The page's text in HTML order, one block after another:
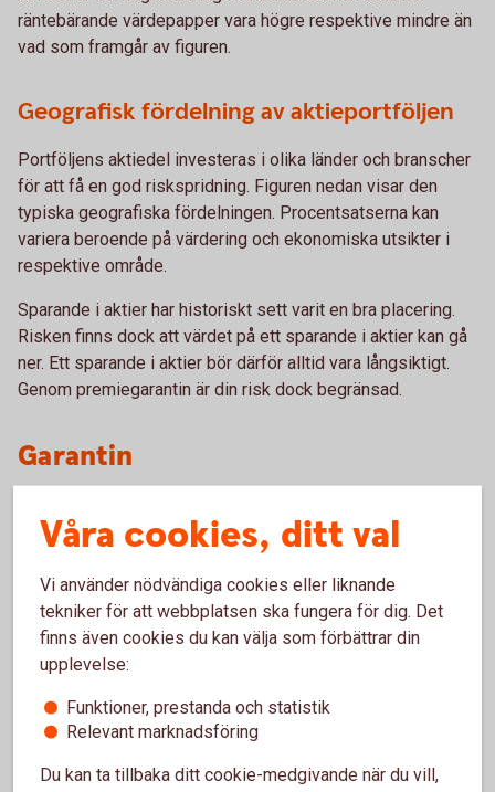
räntebärande värdepapper vara högre respektive mindre än
vad som framgår av figuren.
Geografisk fördelning av aktieportföljen
Portföljens aktiedel investeras i olika länder och branscher
för att få en god riskspridning. Figuren nedan visar den
typiska geografiska fördelningen. Procentsatserna kan
variera beroende på värdering och ekonomiska utsikter i
respektive område.
Sparande i aktier har historiskt sett varit en bra placering.
Risken finns dock att värdet på ett sparande i aktier kan gå
ner. Ett sparande i aktier bör därför alltid vara långsiktigt.
Genom premiegarantin är din risk dock begränsad.
Garantin
pension aldrig kommer att vara mindre än summan av de
premier som har betalats in i försäkringen. Det gäller
oavsett utvecklingen på börsen. Det garanterade beloppet
kallas Garantivärde. Garantin gäller även om kunden skulle
avlida innan ålderspensionen börjat utbetalas, under
förutsättning att kunden valt återbetalningsskydd.
Överskott
All avkastning som uppstår vid förvaltningen av spararnas
Våra cookies, ditt val
Vi använder nödvändiga cookies eller liknande
tekniker för att webbplatsen ska fungera för dig. Det
finns även cookies du kan välja som förbättrar din
upplevelse:
Funktioner, prestanda och statistik
Relevant marknadsföring
Du kan ta tillbaka ditt cookie-medgivande när du vill,